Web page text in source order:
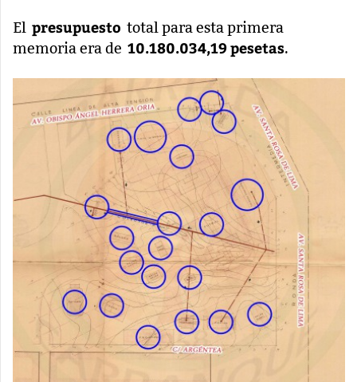
El presupuesto total para esta primera
memoria era de 10.180.034,19 pesetas.